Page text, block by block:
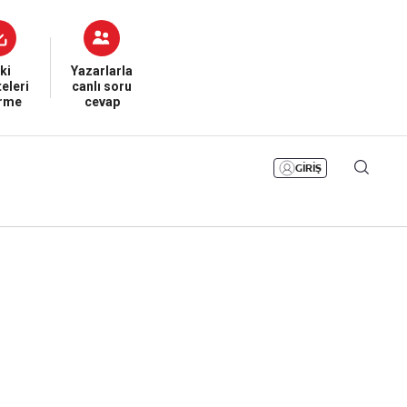
Yazarlarla
canlı soru
cevap
GİRİŞ
Namaz Vakitleri
Sesli Yayınlar